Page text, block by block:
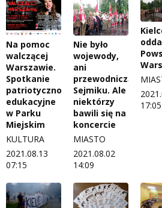
Na pomoc
walczącej
Warszawie.
Spotkanie
patriotyczno-
edukacyjne
w Parku
Miejskim
KULTURA
2021.08.13
07:15
Nie było
wojewody,
ani
przewodniczącego
Sejmiku. Ale
niektórzy
bawili się na
koncercie
MIASTO
2021.08.02
14:09
17:05